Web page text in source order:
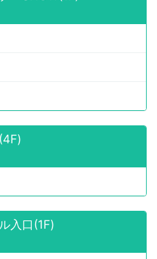
入口(1F)